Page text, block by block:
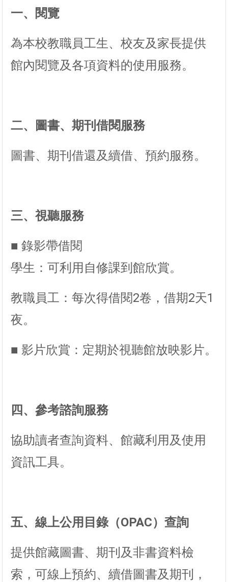
一、閱覽
為本校教職員工生、校友及家長提供
館內閱覽及各項資料的使用服務。
二、圖書、期刊借閱服務
圖書、期刊借還及續借、預約服務。
三、視聽服務
■ 錄影帶借閱
學生：可利用自修課到館欣賞。
教職員工：每次得借閱2卷，借期2天1
夜。
■ 影片欣賞：定期於視聽館放映影片。
四、參考諮詢服務
協助讀者查詢資料、館藏利用及使用
資訊工具。
五、線上公用目錄（OPAC）查詢
提供館藏圖書、期刊及非書資料檢
索，可線上預約、續借圖書及期刊，